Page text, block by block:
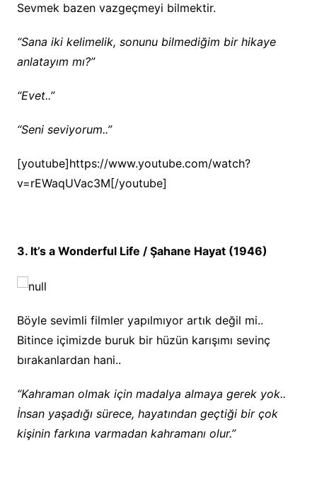
Sevmek bazen vazgeçmeyi bilmektir.
“Sana iki kelimelik, sonunu bilmediğim bir hikaye
anlatayım mı?”
“Evet..”
“Seni seviyorum..”
[youtube]https://www.youtube.com/watch?
v=rEWaqUVac3M[/youtube]
3. It’s a Wonderful Life / Şahane Hayat (1946)
Böyle sevimli filmler yapılmıyor artık değil mi..
Bitince içimizde buruk bir hüzün karışımı sevinç
bırakanlardan hani..
“Kahraman olmak için madalya almaya gerek yok..
İnsan yaşadığı sürece, hayatından geçtiği bir çok
kişinin farkına varmadan kahramanı olur.”